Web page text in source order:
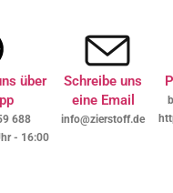
über
688
- 16:00
Schreibe uns
eine Email
info@zierstoff.de